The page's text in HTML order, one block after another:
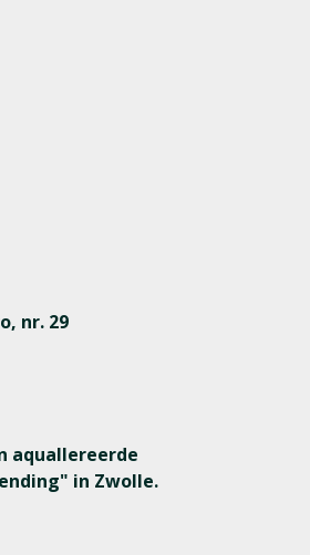
nr. 29
aquallereerde
in Zwolle.